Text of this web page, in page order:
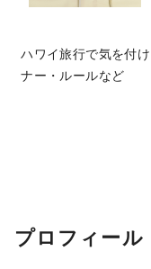
ハワイ旅行で気を付
ナー・ルールなど
プロフィール